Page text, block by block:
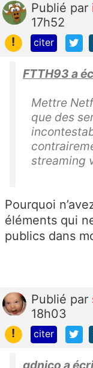
Publié par
17h52
!
citer
FTTH93 a
Mettre
que des
streaming
Pourquoi
éléments qui
publics dans
Publié par
18h03
!
citer
gdnico a